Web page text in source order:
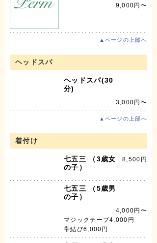
9,000円〜
▲ページの上部へ
ヘッドスパ
ヘッドスパ(30
分)
3,000円〜
▲ページの上部へ
着付け
七五三 （3歳女
の子）
8,500円
七五三 （5歳男
の子）
4,000円〜
マジックテープ4,000円
帯結び6,000円